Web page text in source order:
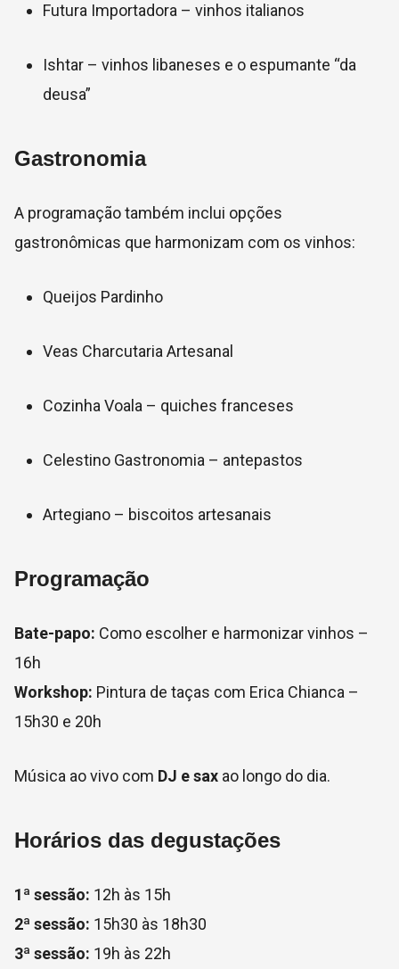
Futura Importadora – vinhos italianos
Ishtar – vinhos libaneses e o espumante “da
deusa”
Gastronomia
A programação também inclui opções
gastronômicas que harmonizam com os vinhos:
Queijos Pardinho
Veas Charcutaria Artesanal
Cozinha Voala – quiches franceses
Celestino Gastronomia – antepastos
Artegiano – biscoitos artesanais
Programação
Bate-papo: Como escolher e harmonizar vinhos –
16h
Workshop: Pintura de taças com Erica Chianca –
15h30 e 20h
Música ao vivo com DJ e sax ao longo do dia.
Horários das degustações
1ª sessão: 12h às 15h
2ª sessão: 15h30 às 18h30
3ª sessão: 19h às 22h